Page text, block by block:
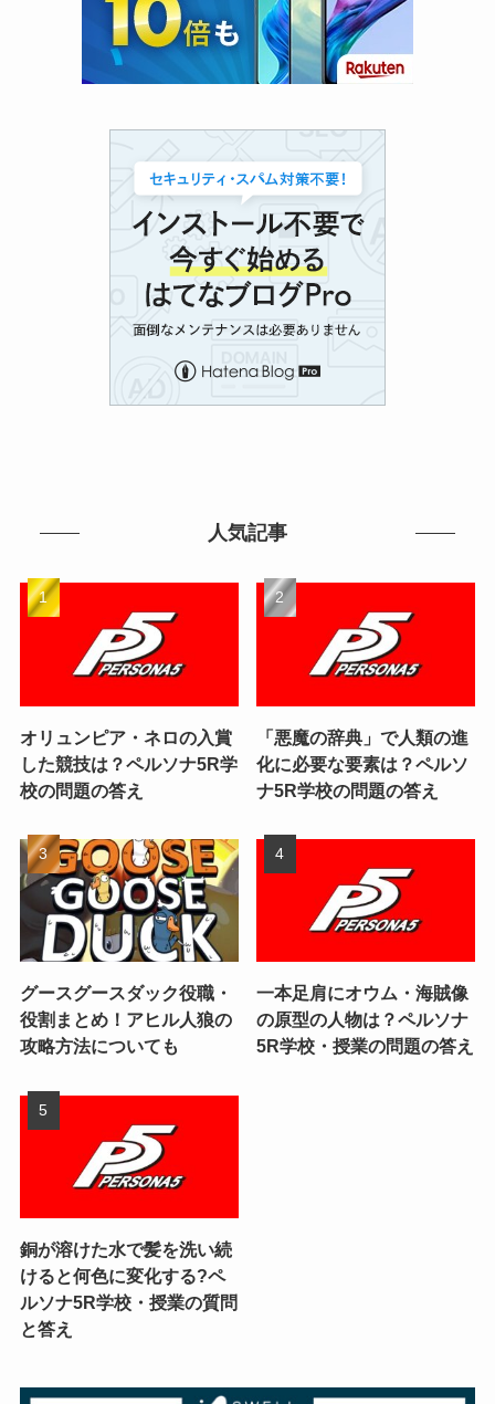
人気記事
オリュンピア・ネロの入賞
した競技は？ペルソナ5R学
校の問題の答え
「悪魔の辞典」で人類の進
化に必要な要素は？ペルソ
ナ5R学校の問題の答え
グースグースダック役職・
役割まとめ！アヒル人狼の
攻略方法についても
一本足肩にオウム・海賊像
の原型の人物は？ペルソナ
5R学校・授業の問題の答え
銅が溶けた水で髪を洗い続
けると何色に変化する?ペ
ルソナ5R学校・授業の質問
と答え